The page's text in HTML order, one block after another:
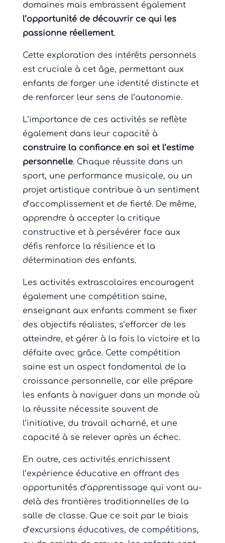
domaines mais embrassent également
l’opportunité de découvrir ce qui les
passionne réellement.
Cette exploration des intérêts personnels
est cruciale à cet âge, permettant aux
enfants de forger une identité distincte et
de renforcer leur sens de l’autonomie.
L’importance de ces activités se reflète
également dans leur capacité à
construire la confiance en soi et l’estime
personnelle. Chaque réussite dans un
sport, une performance musicale, ou un
projet artistique contribue à un sentiment
d’accomplissement et de fierté. De même,
apprendre à accepter la critique
constructive et à persévérer face aux
défis renforce la résilience et la
détermination des enfants.
Les activités extrascolaires encouragent
également une compétition saine,
enseignant aux enfants comment se fixer
des objectifs réalistes, s’efforcer de les
atteindre, et gérer à la fois la victoire et la
défaite avec grâce. Cette compétition
saine est un aspect fondamental de la
croissance personnelle, car elle prépare
les enfants à naviguer dans un monde où
la réussite nécessite souvent de
l’initiative, du travail acharné, et une
capacité à se relever après un échec.
En outre, ces activités enrichissent
l’expérience éducative en offrant des
opportunités d’apprentissage qui vont au-
delà des frontières traditionnelles de la
salle de classe. Que ce soit par le biais
d’excursions éducatives, de compétitions,